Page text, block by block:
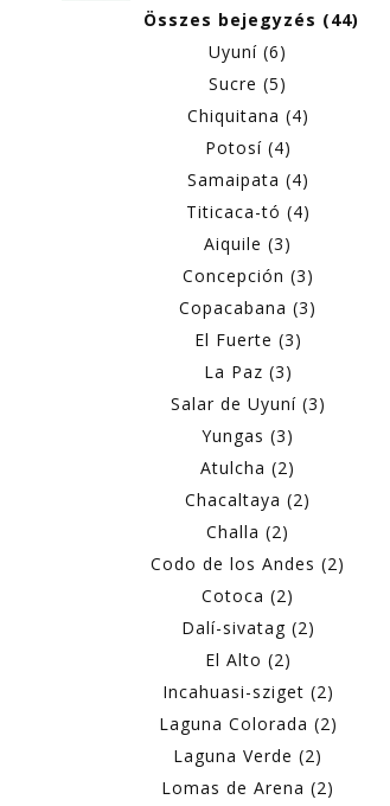
Összes bejegyzés (44)
Uyuní (6)
Sucre (5)
Chiquitana (4)
Potosí (4)
Samaipata (4)
Titicaca-tó (4)
Aiquile (3)
Concepción (3)
Copacabana (3)
El Fuerte (3)
La Paz (3)
Salar de Uyuní (3)
Yungas (3)
Atulcha (2)
Chacaltaya (2)
Challa (2)
Codo de los Andes (2)
Cotoca (2)
Dalí-sivatag (2)
El Alto (2)
Incahuasi-sziget (2)
Laguna Colorada (2)
Laguna Verde (2)
Lomas de Arena (2)